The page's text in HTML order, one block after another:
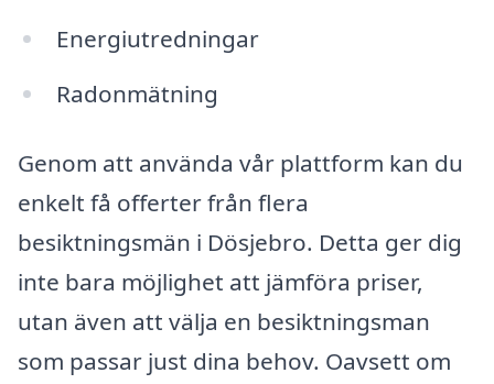
Energiutredningar
Radonmätning
Genom att använda vår plattform kan du
enkelt få offerter från flera
besiktningsmän i Dösjebro. Detta ger dig
inte bara möjlighet att jämföra priser,
utan även att välja en besiktningsman
som passar just dina behov. Oavsett om